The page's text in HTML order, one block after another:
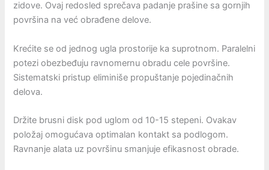
zidove. Ovaj redosled sprečava padanje prašine sa gornjih
površina na već obrađene delove.
Krećite se od jednog ugla prostorije ka suprotnom. Paralelni
potezi obezbeđuju ravnomernu obradu cele površine.
Sistematski pristup eliminiše propuštanje pojedinačnih
delova.
Držite brusni disk pod uglom od 10-15 stepeni. Ovakav
položaj omogućava optimalan kontakt sa podlogom.
Ravnanje alata uz površinu smanjuje efikasnost obrade.